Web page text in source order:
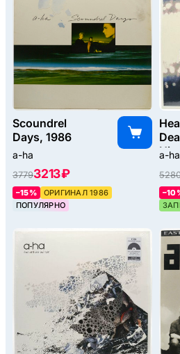
Scoundrel
Days, 1986
a-ha
37793213 ₽
–15%
ОРИГИНАЛ 1986
ПОПУЛЯРНО
a-ha